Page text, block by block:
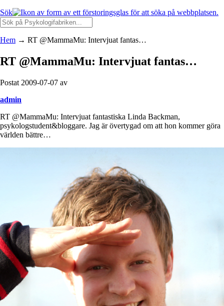
Sök
Hem → RT @MammaMu: Intervjuat fantas…
RT @MammaMu: Intervjuat fantas…
Postat 2009-07-07 av
admin
RT @MammaMu: Intervjuat fantastiska Linda Backman,
psykologstudent&bloggare. Jag är övertygad om att hon kommer göra
världen bättre…